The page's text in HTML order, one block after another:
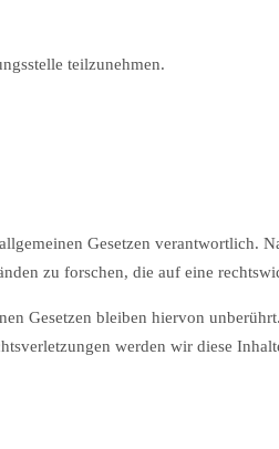
teilzunehmen.
Gesetzen verantwortlich.
zu forschen, die auf eine
Gesetzen bleiben hiervon
werden wir diese